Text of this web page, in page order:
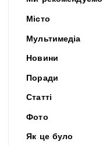
Місто
Мультимедіа
Новини
Поради
Статті
Фото
Як це було